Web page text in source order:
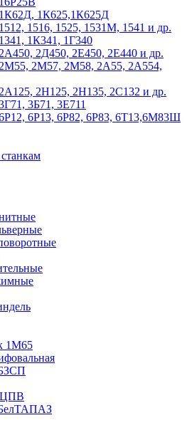
1К62Д, 1К625,1К625Д
1516, 1525, 1531М, 1541 и др.
1К341, 1Г340
2Д450, 2Е450, 2Е440 и др.
2М55, 2М57, 2М58, 2А55, 2А554,
2А125, 2Н125, 2Н135, 2С132 и др.
3Б71, 3Е711
6Р12, 6Р13, 6Р82, 6Р83, 6Т13,6М83Ш
1М65
ЦПВ